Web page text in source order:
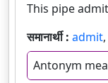
This pipe
समानार्थी : admit,
Antonym